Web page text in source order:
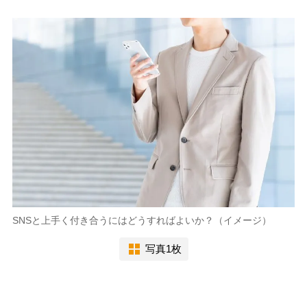
SNSと上手く付き合うにはどうすればよいか？（イメージ）
写真1枚